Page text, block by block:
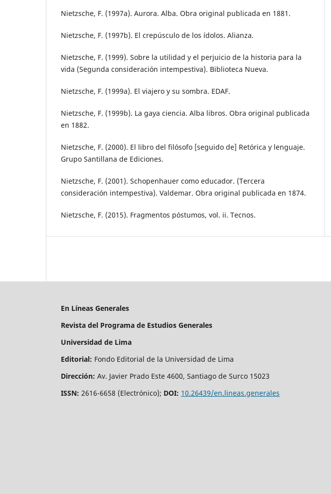
Nietzsche, F. (1997a). Aurora. Alba. Obra original publicada en 1881.
Nietzsche, F. (1997b). El crepúsculo de los ídolos. Alianza.
Nietzsche, F. (1999). Sobre la utilidad y el perjuicio de la historia para la
vida (Segunda consideración intempestiva). Biblioteca Nueva.
Nietzsche, F. (1999a). El viajero y su sombra. EDAF.
Nietzsche, F. (1999b). La gaya ciencia. Alba libros. Obra original publicada
en 1882.
Nietzsche, F. (2000). El libro del filósofo [seguido de] Retórica y lenguaje.
Grupo Santillana de Ediciones.
Nietzsche, F. (2001). Schopenhauer como educador. (Tercera
consideración intempestiva). Valdemar. Obra original publicada en 1874.
Nietzsche, F. (2015). Fragmentos póstumos, vol. ii. Tecnos.
En Líneas Generales
Revista del Programa de Estudios Generales
Universidad de Lima
Editorial: Fondo Editorial de la Universidad de Lima
Dirección: Av. Javier Prado Este 4600, Santiago de Surco 15023
ISSN: 2616-6658 (Electrónico); DOI: 10.26439/en.lineas.generales